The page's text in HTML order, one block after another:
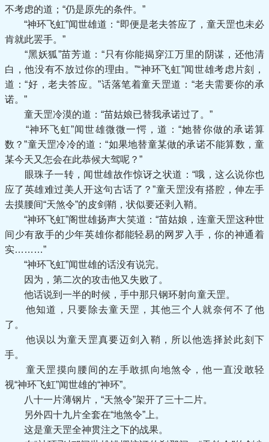
不考虑的道；“仍是原先的条件。”
“神环飞虹”闻世雄道：“即便是老夫答应了，童天罡也未必
肯就此罢手。”
“黑妖狐”苗芳道：“只有你能揭穿江万里的阴谋，还他清
白，他没有不放过你的理由。”“神环飞虹”闻世雄考虑片刻，
道：“好，老夫答应。”话落笔着童天罡道：“老夫需要你的承
诺。”
童天罡冷漠的道：“苗姑娘已替我承诺过了。”
“神环飞虹”闻世雄微微一愕，道：“她替你做的承诺算
数？”童天罡冷冷的道：“如果地替童某做的承诺不能算数，童
某今天又怎会在此恭候大驾呢？”
眼珠子一转，闻世雄故作惊讶之状道：“哦，这么说你也
应了英雄难过美人开这句古话了？”童天罡没有搭腔，伸左手
去摸腰间“天煞令”的皮剑鞘，状似要还剥入鞘。
“神环飞虹”阁世雄扬声大笑道：“苗姑娘，连童天罡这种世
间少有敌手的少年英雄你都能轻易的网罗入手，你的神通着
实………”
“神环飞虹”闻世雄的话没有说完。
因为，第二次的攻击他又失败了。
他话说到一半的时候，手中那只钢环射向童天罡。
他知道，只要除去童天罡，其他三个人就奈何不了他
了。
他误以为童天罡真要迈剑入鞘，所以他选择於此刻下
手。
童天罡摸向腰间的左手敢抓向地煞令，他一直没敢轻
视“神环飞虹”闻世雄的“神环”。
八十一片薄钢片，“天煞令”架开了三十二片。
另外四十九片全套在“地煞令”上。
这是童天罡全神贯注之下的战果。